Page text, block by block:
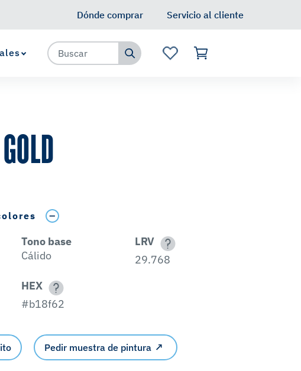
Dónde comprar
Servicio al cliente
Tono base
Cálido
LRV
29.768
HEX
#b18f62
Pedir muestra de pintura